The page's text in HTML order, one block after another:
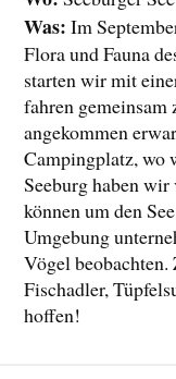
Was: Im
Flora und Fauna
starten wir mit
fahren gemeinsam
angekommen
Campingplatz, wo
Seeburg haben
können um den
Umgebung
Vögel
Fischadler,
hoffen!